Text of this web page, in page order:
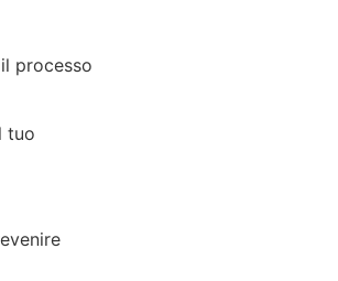
processo
tuo